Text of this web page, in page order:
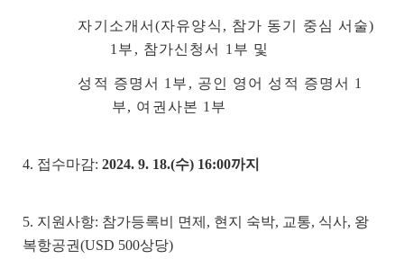
자기소개서(자유양식, 참가 동기 중심 서술)
1부, 참가신청서 1부 및
성적 증명서 1부, 공인 영어 성적 증명서 1
부, 여권사본 1부
4. 접수마감: 2024. 9. 18.(수) 16:00까지
5. 지원사항: 참가등록비 면제, 현지 숙박, 교통, 식사, 왕
복항공권(USD 500상당)